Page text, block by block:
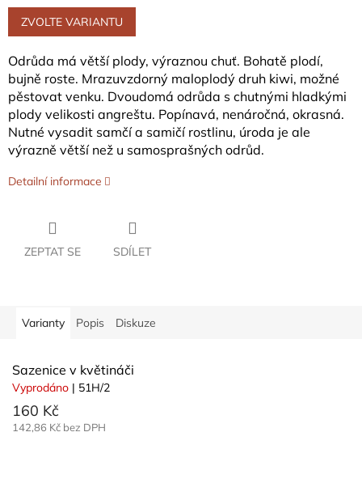
Měrná
cena:
ZVOLTE VARIANTU
Odrůda má větší plody, výraznou chuť. Bohatě plodí,
bujně roste. Mrazuvzdorný maloplodý druh kiwi, možné
pěstovat venku. Dvoudomá odrůda s chutnými hladkými
plody velikosti angreštu. Popínavá, nenáročná, okrasná.
Nutné vysadit samčí a samičí rostlinu, úroda je ale
výrazně větší než u samosprašných odrůd.
Detailní informace
ZEPTAT SE SDÍLET
Varianty Popis Diskuze
Sazenice v květináči
Vyprodáno | 51H/2
160 Kč
142,86 Kč bez DPH